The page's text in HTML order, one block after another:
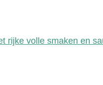
rijke volle smaken en